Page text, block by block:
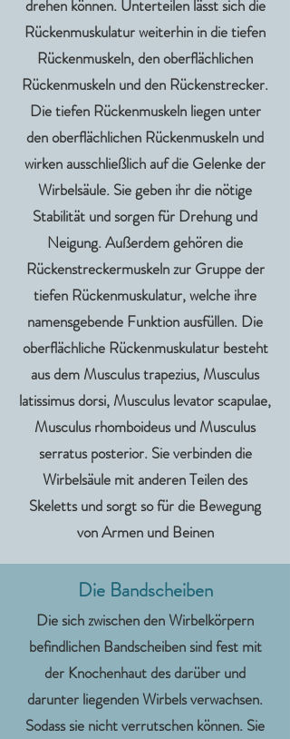
drehen können. Unterteilen lässt sich die
Rückenmuskulatur weiterhin in die tiefen
Rückenmuskeln, den oberflächlichen
Rückenmuskeln und den Rückenstrecker.
Die tiefen Rückenmuskeln liegen unter
den oberflächlichen Rückenmuskeln und
wirken ausschließlich auf die Gelenke der
Wirbelsäule. Sie geben ihr die nötige
Stabilität und sorgen für Drehung und
Neigung. Außerdem gehören die
Rückenstreckermuskeln zur Gruppe der
tiefen Rückenmuskulatur, welche ihre
namensgebende Funktion ausfüllen. Die
oberflächliche Rückenmuskulatur besteht
aus dem Musculus trapezius, Musculus
latissimus dorsi, Musculus levator scapulae,
Musculus rhomboideus und Musculus
serratus posterior. Sie verbinden die
Wirbelsäule mit anderen Teilen des
Skeletts und sorgt so für die Bewegung
von Armen und Beinen
Die Bandscheiben
Die sich zwischen den Wirbelkörpern
befindlichen Bandscheiben sind fest mit
der Knochenhaut des darüber und
darunter liegenden Wirbels verwachsen.
Sodass sie nicht verrutschen können. Sie